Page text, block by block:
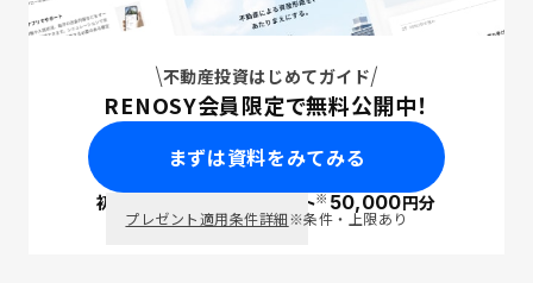
不動産投資はじめてガイド
RENOSY会員限定で無料公開中！
まずは資料をみてみる
初回面談で ポイント※50,000円分
プレゼント適用条件詳細※条件・上限あり